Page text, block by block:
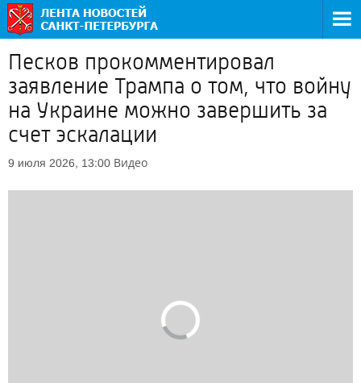
Песков прокомментировал
заявление Трампа о том, что войну
на Украине можно завершить за
счет эскалации
9 июля 2026, 13:00 Видео